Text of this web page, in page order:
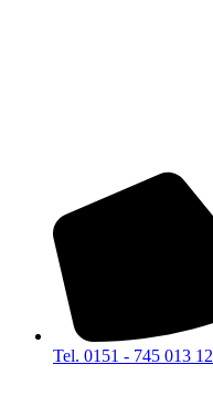
Tel. 0151 - 745 013 12